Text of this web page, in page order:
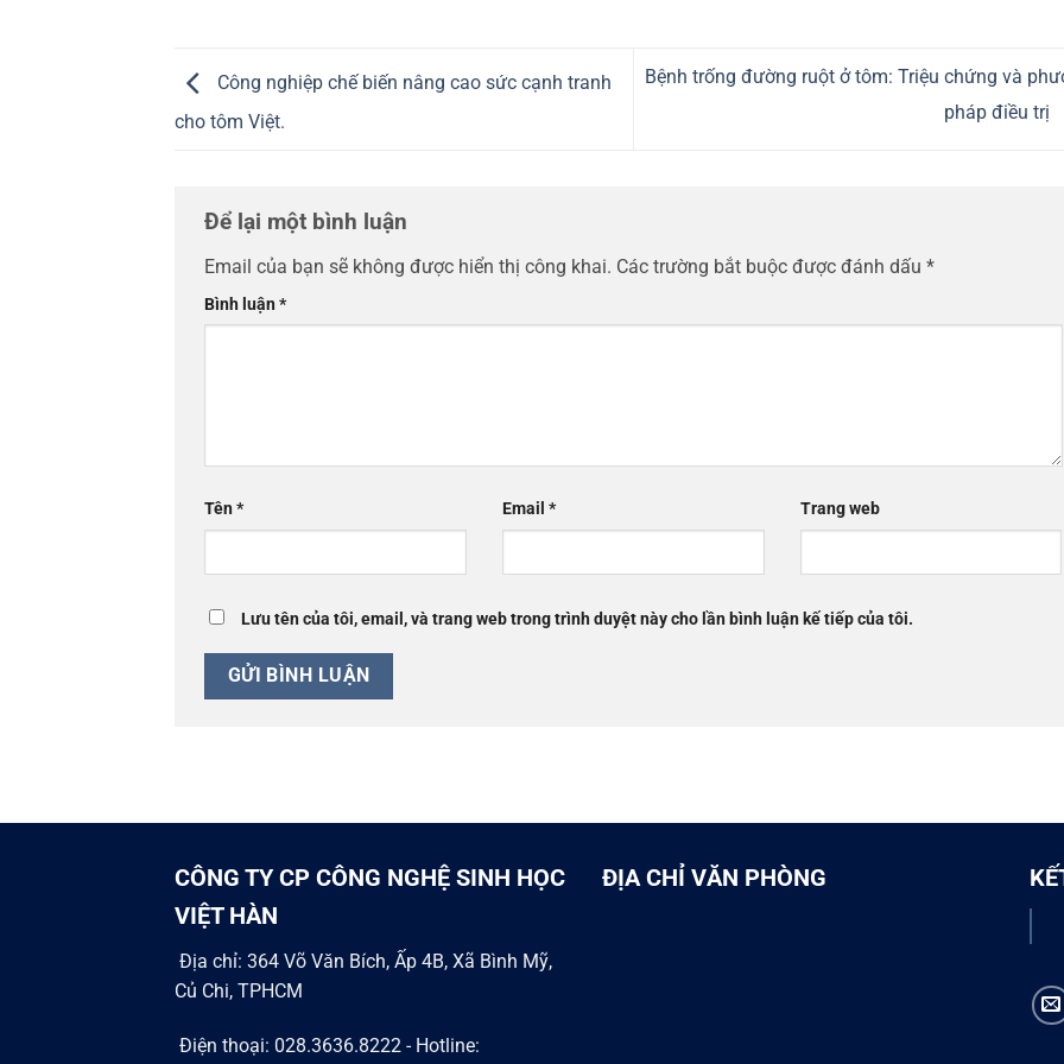
Công nghiệp chế biến nâng cao sức cạnh tranh
cho tôm Việt.
Bệnh trống đường ruột ở tôm: Triệu chứng và
pháp điều trị
Để lại một bình luận
Email của bạn sẽ không được hiển thị công khai. Các trường bắt buộc được đánh dấu *
Bình luận*
Tên* Email * Trang web
Lưu tên của tôi, email, và trang web trong trình duyệt này cho lần bình luận kế tiếp của tôi.
CÔNG TY CP CÔNG NGHỆ SINH HỌC
VIỆT HÀN
Địa chỉ: 364 Võ Văn Bích, Ấp 4B, Xã Bình Mỹ,
Củ Chi, TPHCM
Điện thoại: 028.3636.8222 - Hotline:
ĐỊA CHỈ VĂN PHÒNG